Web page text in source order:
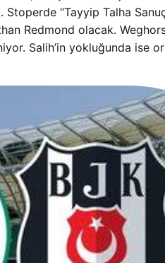
“Tayyip Talha
Redmond olacak.
Salih’in yokluğunda ise